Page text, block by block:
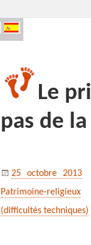
Le
pas de
Publié
le
25 octobre 2013
Patrimoine-religieux
(difficultés techniques)